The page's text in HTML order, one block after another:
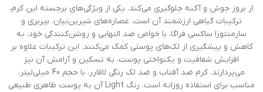
از بروز جوش و آکنه جلوگیری می‌کند. یکی از ویژگی‌های برجسته این کرم،
ترکیبات گیاهی ارزشمند آن است. عصاره‌های شیرین‌بیان، بیربری و
سارمنتوزا ساکسی فراگا، با خواص ضد التهابی و روشن‌کنندگی خود، به
کاهش و پیشگیری از لک‌های پوستی کمک می‌کنند. این ترکیبات علاوه بر
افزایش شفافیت و یکنواختی پوست، به تسکین و آرامش آن نیز
می‌پردازند. کرم ضد آفتاب و ضد لک رنگی لافارر، با حجم 40 میلی‌لیتر،
مناسب برای استفاده روزانه است. رنگ Light آن به پوست ظاهری طبیعی